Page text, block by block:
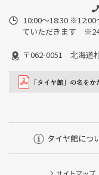
10:00～18:30 ※12:00
ていただきます ※24
〒062-0051 北海道
タイヤ館につ
サイトマップ